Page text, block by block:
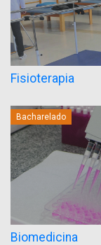
Fisioterapia
Bacharelado
Biomedicina